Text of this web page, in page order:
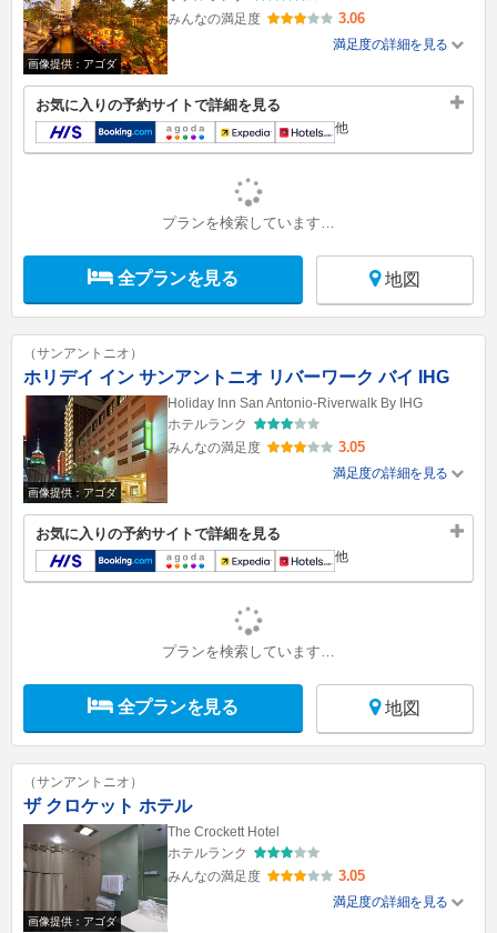
画像提供：アゴダ
みんなの満足度
3.06
満足度の詳細を見る
お気に入りの予約サイトで詳細を見る
他
プランを検索しています…
全プランを見る 地図
（サンアントニオ）
ホリデイ イン サンアントニオ リバーワーク バイ IHG
画像提供：アゴダ
Holiday Inn San Antonio-Riverwalk By IHG
ホテルランク
みんなの満足度
3.05
満足度の詳細を見る
お気に入りの予約サイトで詳細を見る
他
プランを検索しています…
全プランを見る 地図
（サンアントニオ）
ザ クロケット ホテル
画像提供：アゴダ
The Crockett Hotel
ホテルランク
みんなの満足度
3.05
満足度の詳細を見る